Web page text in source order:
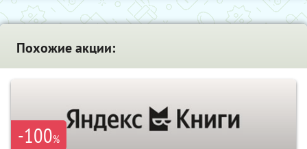
Похожие акции:
-100%